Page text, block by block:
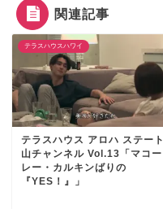
関連記事
テラスハウスハワイ
テラスハウス アロハ ステート
山チャンネル Vol.13「マコー
レー・カルキンばりの
『YES！』」